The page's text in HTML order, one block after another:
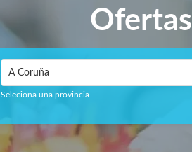
Ofertas
A Coruña
Seleciona una provincia